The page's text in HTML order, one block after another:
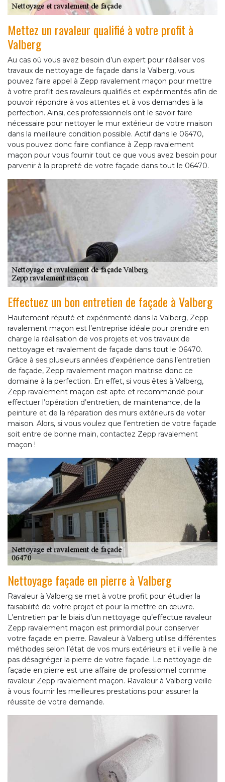
Mettez un ravaleur qualifié à votre profit à
Valberg
Au cas où vous avez besoin d’un expert pour réaliser vos
travaux de nettoyage de façade dans la Valberg, vous
pouvez faire appel à Zepp ravalement maçon pour mettre
à votre profit des ravaleurs qualifiés et expérimentés afin de
pouvoir répondre à vos attentes et à vos demandes à la
perfection. Ainsi, ces professionnels ont le savoir faire
nécessaire pour nettoyer le mur extérieur de votre maison
dans la meilleure condition possible. Actif dans le 06470,
vous pouvez donc faire confiance à Zepp ravalement
maçon pour vous fournir tout ce que vous avez besoin pour
parvenir à la propreté de votre façade dans tout le 06470.
Effectuez un bon entretien de façade à Valberg
Hautement réputé et expérimenté dans la Valberg, Zepp
ravalement maçon est l’entreprise idéale pour prendre en
charge la réalisation de vos projets et vos travaux de
nettoyage et ravalement de façade dans tout le 06470.
Grâce à ses plusieurs années d’expérience dans l’entretien
de façade, Zepp ravalement maçon maitrise donc ce
domaine à la perfection. En effet, si vous êtes à Valberg,
Zepp ravalement maçon est apte et recommandé pour
effectuer l’opération d’entretien, de maintenance, de la
peinture et de la réparation des murs extérieurs de voter
maison. Alors, si vous voulez que l’entretien de votre façade
soit entre de bonne main, contactez Zepp ravalement
maçon !
Nettoyage façade en pierre à Valberg
Ravaleur à Valberg se met à votre profit pour étudier la
faisabilité de votre projet et pour la mettre en œuvre.
L’entretien par le biais d’un nettoyage qu’effectue ravaleur
Zepp ravalement maçon est primordial pour conserver
votre façade en pierre. Ravaleur à Valberg utilise différentes
méthodes selon l’état de vos murs extérieurs et il veille à ne
pas désagréger la pierre de votre façade. Le nettoyage de
façade en pierre est une affaire de professionnel comme
ravaleur Zepp ravalement maçon. Ravaleur à Valberg veille
à vous fournir les meilleures prestations pour assurer la
réussite de votre demande.